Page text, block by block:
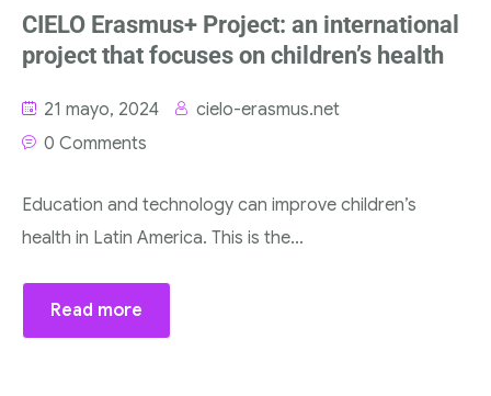
CIELO Erasmus+ Project: an international
project that focuses on children’s health
21 mayo, 2024
cielo-erasmus.net
0 Comments
Education and technology can improve children’s
health in Latin America. This is the...
Read more